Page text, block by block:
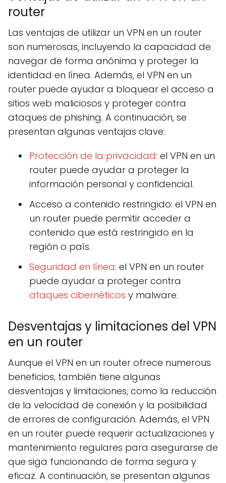
router
Las ventajas de utilizar un VPN en un router
son numerosas, incluyendo la capacidad de
navegar de forma anónima y proteger la
identidad en línea. Además, el VPN en un
router puede ayudar a bloquear el acceso a
sitios web maliciosos y proteger contra
ataques de phishing. A continuación, se
presentan algunas ventajas clave:
Protección de la privacidad: el VPN en un
router puede ayudar a proteger la
información personal y confidencial.
Acceso a contenido restringido: el VPN en
un router puede permitir acceder a
contenido que está restringido en la
región o país.
Seguridad en línea: el VPN en un router
puede ayudar a proteger contra
ataques cibernéticos y malware.
Desventajas y limitaciones del VPN
en un router
Aunque el VPN en un router ofrece numerous
beneficios, también tiene algunas
desventajas y limitaciones, como la reducción
de la velocidad de conexión y la posibilidad
de errores de configuración. Además, el VPN
en un router puede requerir actualizaciones y
mantenimiento regulares para asegurarse de
que siga funcionando de forma segura y
eficaz. A continuación, se presentan algunas